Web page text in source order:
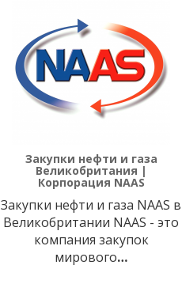
Закупки нефти и газа
Великобритания |
Корпорация NAAS
Закупки нефти и газа NAAS в
Великобритании NAAS - это
компания закупок
мирового…